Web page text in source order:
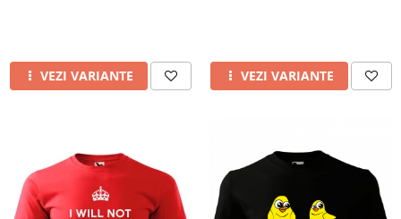
VEZI VARIANTE VEZI VARIANTE